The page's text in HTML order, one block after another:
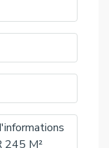
de réunion, 1
un plateau